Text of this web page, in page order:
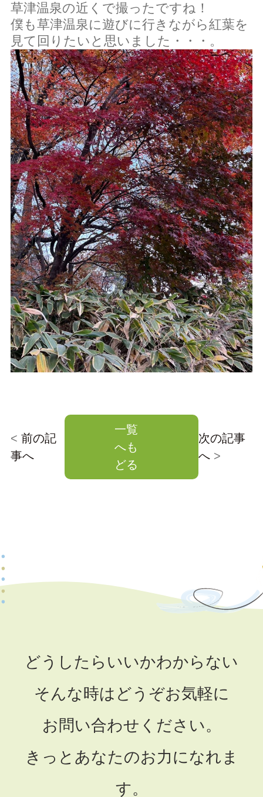
会員ページ（ケアマネ専用）
＞
求人情報 会社情報
草津温泉の近くで撮ったですね！
僕も草津温泉に遊びに行きながら紅葉を
見て回りたいと思いました・・・。
< 前の記
事へ
一覧
へも
どる
次の記事
へ>
どうしたらいいかわからない
そんな時はどうぞお気軽に
お問い合わせください。
きっとあなたのお力になれま
す。